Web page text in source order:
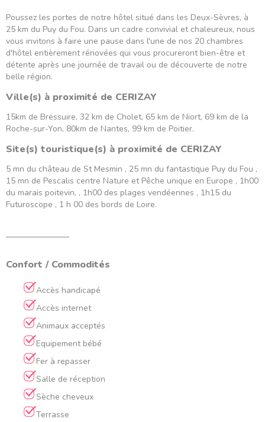
Poussez les portes de notre hôtel situé dans les Deux-Sèvres, à
25 km du Puy du Fou. Dans un cadre convivial et chaleureux, nous
vous invitons à faire une pause dans l'une de nos 20 chambres
d'hôtel entièrement rénovées qui vous procureront bien-être et
détente après une journée de travail ou de découverte de notre
belle région.
Ville(s) à proximité de CERIZAY
15km de Bressuire, 32 km de Cholet, 65 km de Niort, 69 km de la
Roche-sur-Yon, 80km de Nantes, 99 km de Poitier.
Site(s) touristique(s) à proximité de CERIZAY
5 mn du château de St Mesmin , 25 mn du fantastique Puy du Fou ,
15 mn de Pescalis centre Nature et Pêche unique en Europe , 1h00
du marais poitevin, , 1h00 des plages vendéennes , 1h15 du
Futuroscope , 1 h 00 des bords de Loire.
Confort / Commodités
Accès handicapé
Accès internet
Animaux acceptés
Equipement bébé
Fer à repasser
Salle de réception
Sèche cheveux
Terrasse